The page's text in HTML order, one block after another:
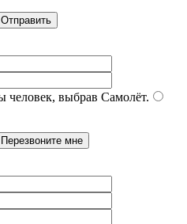
человек, выбрав Самолёт.